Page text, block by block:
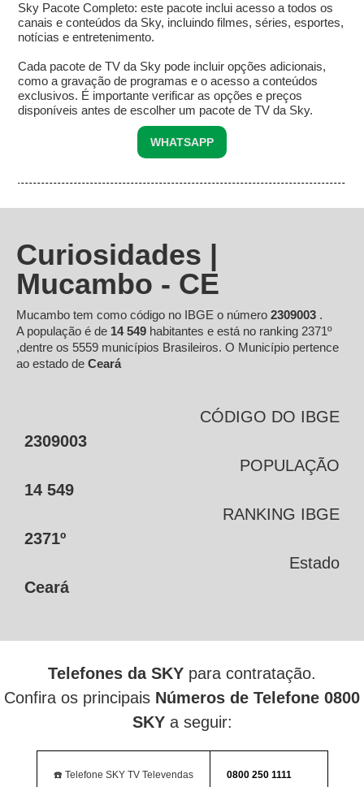
Sky Pacote Completo: este pacote inclui acesso a todos os
canais e conteúdos da Sky, incluindo filmes, séries, esportes,
notícias e entretenimento.
Cada pacote de TV da Sky pode incluir opções adicionais,
como a gravação de programas e o acesso a conteúdos
exclusivos. É importante verificar as opções e preços
disponíveis antes de escolher um pacote de TV da Sky.
WHATSAPP
Curiosidades |
Mucambo - CE
Mucambo tem como código no IBGE o número 2309003 .
A população é de 14 549 habitantes e está no ranking 2371º
,dentre os 5559 municípios Brasileiros. O Município pertence
ao estado de Ceará
CÓDIGO DO IBGE
2309003
POPULAÇÃO
14 549
RANKING IBGE
2371º
Estado
Ceará
Telefones da SKY para contratação.
Confira os principais Números de Telefone 0800
SKYa seguir:
☎️ Telefone SKY TV Televendas 0800 250 1111